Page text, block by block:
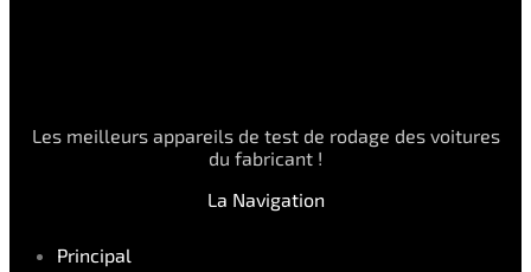
Les meilleurs appareils de test de rodage des voitures
du fabricant !
La Navigation
Principal